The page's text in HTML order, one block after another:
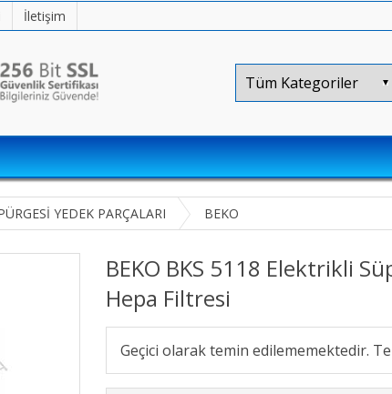
İletişim
YEDEK PARÇALARI BEKO
BEKO BKS 5118 Elektrikli
Hepa Filtresi
Geçici olarak temin edilememektedir.